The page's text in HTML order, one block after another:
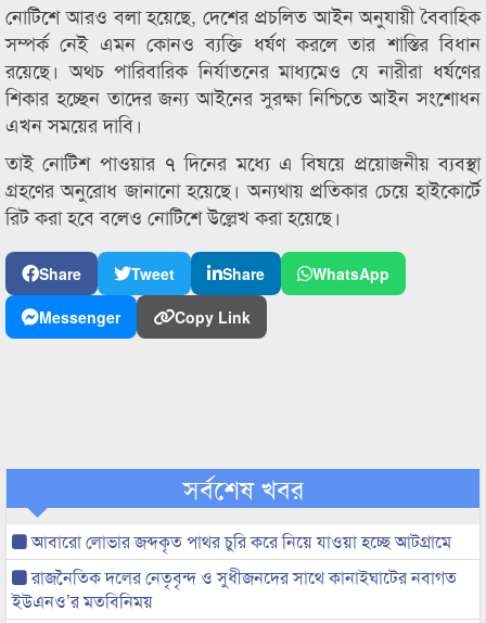
নোটিশে আরও বলা হয়েছে, দেশের প্রচলিত আইন অনুযায়ী বৈবাহিক
সম্পর্ক নেই এমন কোনও ব্যক্তি ধর্ষণ করলে তার শাস্তির বিধান
রয়েছে। অথচ পারিবারিক নির্যাতনের মাধ্যমেও যে নারীরা ধর্ষণের
শিকার হচ্ছেন তাদের জন্য আইনের সুরক্ষা নিশ্চিতে আইন সংশোধন
এখন সময়ের দাবি।
তাই নোটিশ পাওয়ার ৭ দিনের মধ্যে এ বিষয়ে প্রয়োজনীয় ব্যবস্থা
গ্রহণের অনুরোধ জানানো হয়েছে। অন্যথায় প্রতিকার চেয়ে হাইকোর্টে
রিট করা হবে বলেও নোটিশে উল্লেখ করা হয়েছে।
Share Tweet Share
WhatsApp
Messenger
Copy Link
সর্বশেষ খবর
আবারো লোভার জব্দকৃত পাথর চুরি করে নিয়ে যাওয়া হচ্ছে আটগ্রামে
রাজনৈতিক দলের নেতৃবৃন্দ ও সুধীজনদের সাথে কানাইঘাটের নবাগত
ইউএনও’র মতবিনিময়